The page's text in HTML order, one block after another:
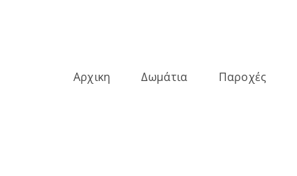
Αρχικη Δωμάτια Παροχές